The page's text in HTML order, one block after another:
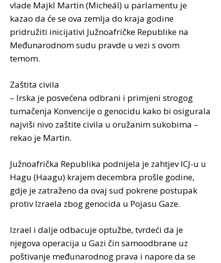
vlade Majkl Martin (Micheál) u parlamentu je
kazao da će se ova zemlja do kraja godine
pridružiti inicijativi Južnoafričke Republike na
Međunarodnom sudu pravde u vezi s ovom
temom.
Zaštita civila
– Irska je posvećena odbrani i primjeni strogog
tumačenja Konvencije o genocidu kako bi osigurala
najviši nivo zaštite civila u oružanim sukobima –
rekao je Martin.
Južnoafrička Republika podnijela je zahtjev ICJ-u u
Hagu (Haagu) krajem decembra prošle godine,
gdje je zatraženo da ovaj sud pokrene postupak
protiv Izraela zbog genocida u Pojasu Gaze.
Izrael i dalje odbacuje optužbe, tvrdeći da je
njegova operacija u Gazi čin samoodbrane uz
poštivanje međunarodnog prava i napore da se